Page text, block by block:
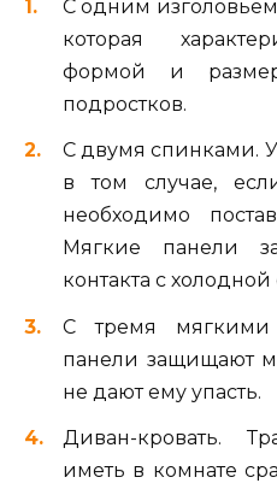
С одним
которая
формой и
подростков.
С двумя спинками.
в том случае,
необходимо
Мягкие панели
контакта с холодной
С тремя мягкими
панели защищают
не дают ему упасть.
Диван-кровать.
иметь в комнате